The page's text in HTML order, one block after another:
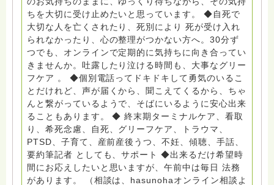
00〜 お問い合わせ申込⬇️こちらから
griefcare.tomoshibi@icloud.com ＊この活動は皆さま
のご支援により支えられております。ご協力をよろしく
お願いします。 ゆうちょ銀行 口座番号 普通408-
6452769 一般社団法人グリーフケアともしび ◆『ビハ
ーラサロン おしゃべりカフェひだまり』 ビハーラ和歌
山代表 居場所運営 問い合わせ申込⬇️こちらから
griefcare.tomoshibi@icloud.com ◆GEはしもとサピュ
イエ 所属 （Gender Equity 誰もが自分らしく生きるこ
とができる社会をめざして）DV・女性支援 ◆認定NPO
京都自死自殺相談センターSotto 元グリーフサポート委
員長（2018〜2024） ◆保育士.幼稚園教諭.小学校教諭.
レクリエーションインストラクター.中学校DV授業 10年
間 保育 教育の現場で 総主任として勤めた経験も生かし
ちを大切に受け止めたいと思っています。 ◆自死で
大切な人を亡くされたり、死別により 死が受け入れ
られなかったり、心の整理がつかない方へ。30分ず
つでも、オンラインで定期的に気持ちに向き合ってい
きませんか。吐露したり泣ける時間も、大事なグリー
フケア 。 ◆個別電話ってドキドキして勇気のいるこ
とだけれど、声が届くから、聞こえてくるから、ちゃ
んと繋がっているようで、そばにいるように安心出来
ることもあります。 ◆ 終末期ターミナルケア、看取
り、希死念慮、自死、グリーフケア、トラウマ、
PTSD、子育て、産前産後うつ、不妊、傾聴、手話、
要約筆記者 としても、サポート ◆出来るだけ希望時
間にお応えしたいと思いますが、午前中は毎日 法務
があります。 （相談は、hasunohaオンライン相談よ